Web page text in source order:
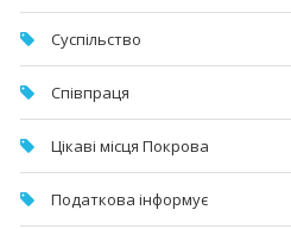
Суспільство
Співпраця
Цікаві місця Покрова
Податкова інформує